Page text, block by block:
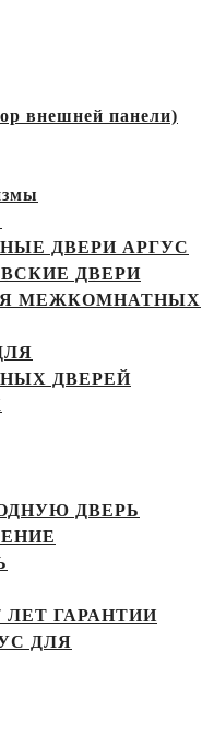
внешней панели)
ДВЕРИ АРГУС
ДВЕРИ
МЕЖКОМНАТНЫХ
ДВЕРЕЙ
ДВЕРЬ
ГАРАНТИИ
ДЛЯ